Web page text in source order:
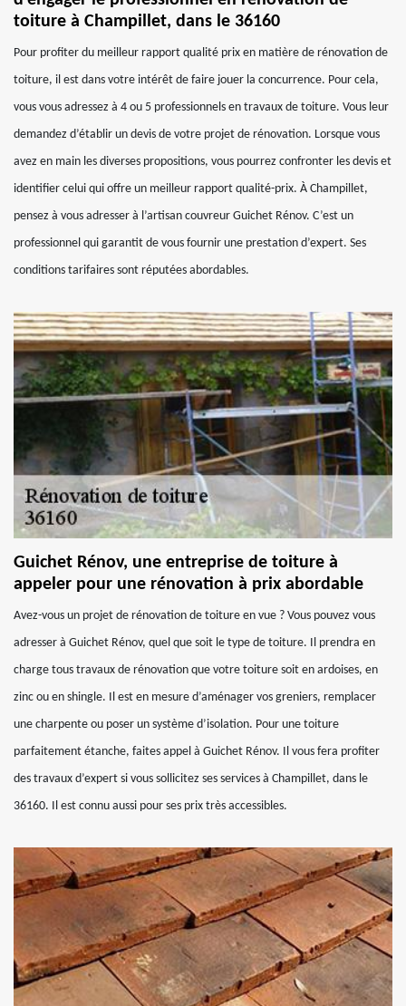
toiture à Champillet, dans le 36160
Pour profiter du meilleur rapport qualité prix en matière de rénovation de
toiture, il est dans votre intérêt de faire jouer la concurrence. Pour cela,
vous vous adressez à 4 ou 5 professionnels en travaux de toiture. Vous leur
demandez d’établir un devis de votre projet de rénovation. Lorsque vous
avez en main les diverses propositions, vous pourrez confronter les devis et
identifier celui qui offre un meilleur rapport qualité-prix. À Champillet,
pensez à vous adresser à l’artisan couvreur Guichet Rénov. C’est un
professionnel qui garantit de vous fournir une prestation d’expert. Ses
conditions tarifaires sont réputées abordables.
Guichet Rénov, une entreprise de toiture à
appeler pour une rénovation à prix abordable
Avez-vous un projet de rénovation de toiture en vue ? Vous pouvez vous
adresser à Guichet Rénov, quel que soit le type de toiture. Il prendra en
charge tous travaux de rénovation que votre toiture soit en ardoises, en
zinc ou en shingle. Il est en mesure d’aménager vos greniers, remplacer
une charpente ou poser un système d’isolation. Pour une toiture
parfaitement étanche, faites appel à Guichet Rénov. Il vous fera profiter
des travaux d’expert si vous sollicitez ses services à Champillet, dans le
36160. Il est connu aussi pour ses prix très accessibles.